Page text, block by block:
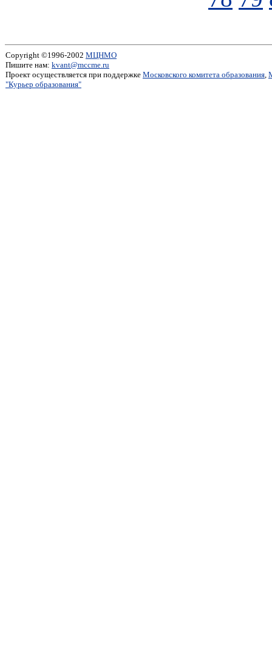
Copyright ©1996-2002 МЦНМО
Пишите нам: kvant@mccme.ru
Проект осуществляется при поддержке Московского комитета образования,
"Курьер образования"